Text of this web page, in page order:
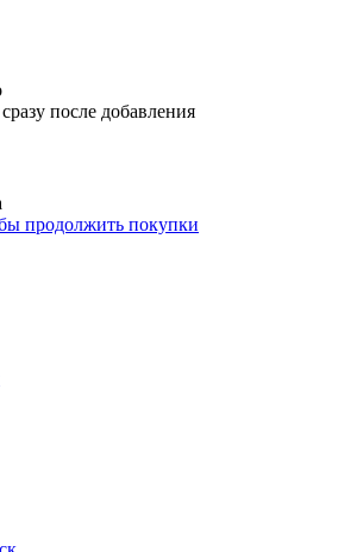
после добавления
продолжить покупки